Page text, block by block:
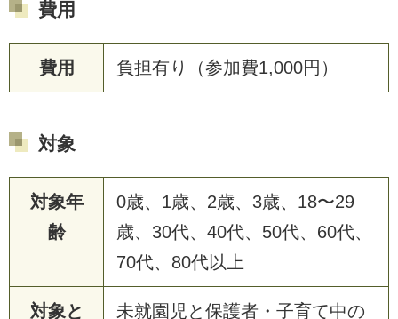
費用
費用 負担有り（参加費1,000円）
対象
対象年
齢
0歳、1歳、2歳、3歳、18〜29
歳、30代、40代、50代、60代、
70代、80代以上
対象と
未就園児と保護者・子育て中の